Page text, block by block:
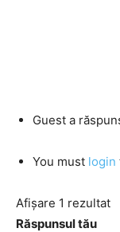
Guest a
You must login
Afișare 1 rezultat
Răspunsul tău